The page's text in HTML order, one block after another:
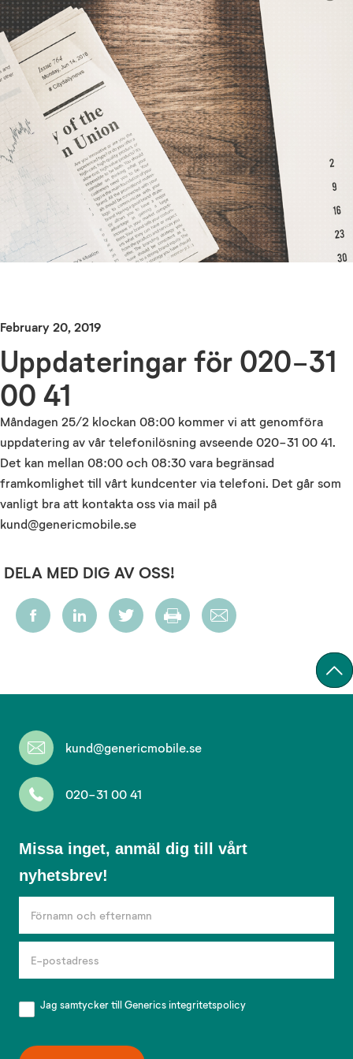
February 20, 2019
Uppdateringar för 020-31
00 41
Måndagen 25/2 klockan 08:00 kommer vi att genomföra
uppdatering av vår telefonilösning avseende 020-31 00 41.
Det kan mellan 08:00 och 08:30 vara begränsad
framkomlighet till vårt kundcenter via telefoni. Det går som
vanligt bra att kontakta oss via mail på
kund@genericmobile.se
DELA MED DIG AV OSS!
kund@genericmobile.se
020-31 00 41
anmäl
dig
till
vårt
nyhetsbrev!
Missa inget, anmäl dig till vårt
nyhetsbrev!
Jag samtycker till Genericsintegritetspolicy